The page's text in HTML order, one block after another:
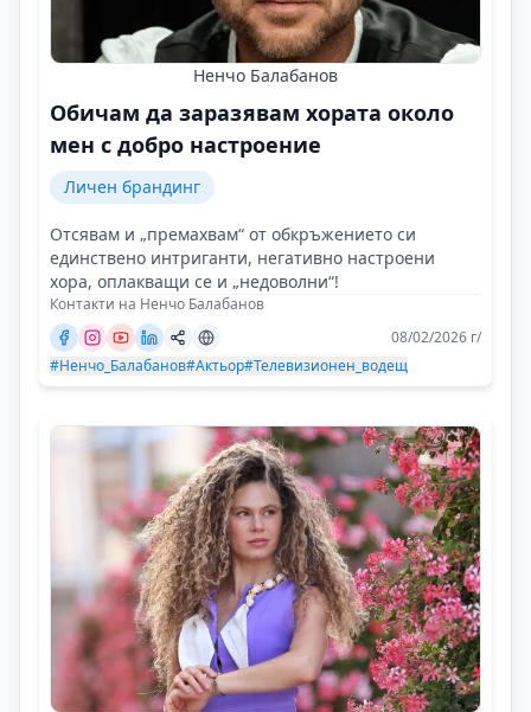
Ненчо Балабанов
Обичам да заразявам хората около
мен с добро настроение
Личен брандинг
Отсявам и „премахвам“ от обкръжението си
единствено интриганти, негативно настроени
хора, оплакващи се и „недоволни“!
Контакти на Ненчо Балабанов
08/02/2026 г/
#Ненчо_Балабанов#Актьор#Телевизионен_водещ